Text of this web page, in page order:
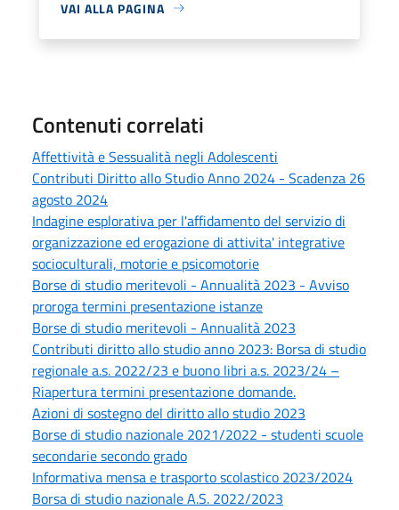
VAI ALLA PAGINA
Contenuti correlati
Affettività e Sessualità negli Adolescenti
Contributi Diritto allo Studio Anno 2024 - Scadenza 26
agosto 2024
Indagine esplorativa per l'affidamento del servizio di
organizzazione ed erogazione di attivita' integrative
socioculturali, motorie e psicomotorie
Borse di studio meritevoli - Annualità 2023 - Avviso
proroga termini presentazione istanze
Borse di studio meritevoli - Annualità 2023
Contributi diritto allo studio anno 2023: Borsa di studio
regionale a.s. 2022/23 e buono libri a.s. 2023/24 –
Riapertura termini presentazione domande.
Azioni di sostegno del diritto allo studio 2023
Borse di studio nazionale 2021/2022 - studenti scuole
secondarie secondo grado
Informativa mensa e trasporto scolastico 2023/2024
Borsa di studio nazionale A.S. 2022/2023